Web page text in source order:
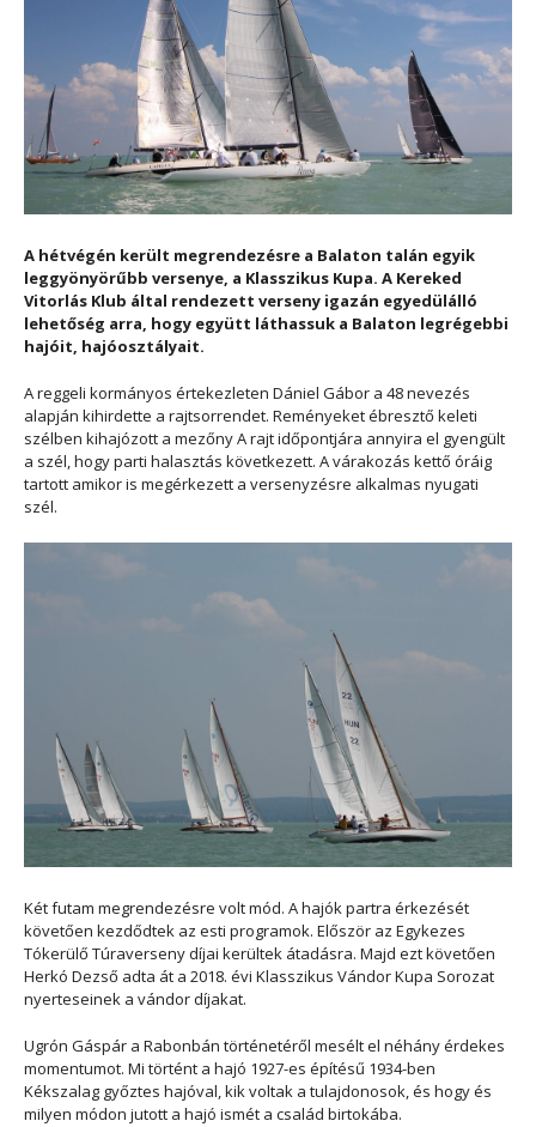
A hétvégén került megrendezésre a Balaton talán egyik
leggyönyörűbb versenye, a Klasszikus Kupa. A Kereked
Vitorlás Klub által rendezett verseny igazán egyedülálló
lehetőség arra, hogy együtt láthassuk a Balaton legrégebbi
hajóit, hajóosztályait.
A reggeli kormányos értekezleten Dániel Gábor a 48 nevezés
alapján kihirdette a rajtsorrendet. Reményeket ébresztő keleti
szélben kihajózott a mezőny A rajt időpontjára annyira el gyengült
a szél, hogy parti halasztás következett. A várakozás kettő óráig
tartott amikor is megérkezett a versenyzésre alkalmas nyugati
szél.
Két futam megrendezésre volt mód. A hajók partra érkezését
követően kezdődtek az esti programok. Először az Egykezes
Tókerülő Túraverseny díjai kerültek átadásra. Majd ezt követően
Herkó Dezső adta át a 2018. évi Klasszikus Vándor Kupa Sorozat
nyerteseinek a vándor díjakat.
Ugrón Gáspár a Rabonbán történetéről mesélt el néhány érdekes
momentumot. Mi történt a hajó 1927-es építésű 1934-ben
Kékszalag győztes hajóval, kik voltak a tulajdonosok, és hogy és
milyen módon jutott a hajó ismét a család birtokába.